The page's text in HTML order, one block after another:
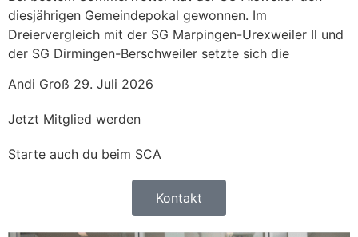
diesjährigen Gemeindepokal gewonnen. Im
Dreiervergleich mit der SG Marpingen-Urexweiler Il und
der SG Dirmingen-Berschweiler setzte sich die
Andi Groß 29. Juli 2026
Jetzt Mitglied werden
Starte auch du beim SCA
Kontakt